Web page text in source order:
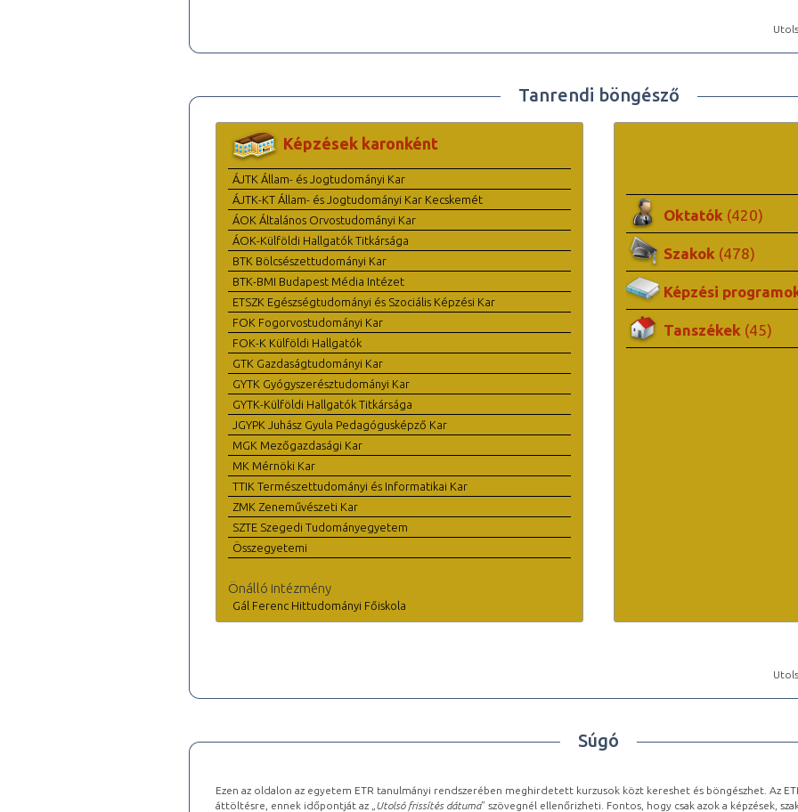
Tanrendi böngésző
Képzések karonként
ÁJTK Állam- és Jogtudományi Kar
ÁJTK-KT Állam- és Jogtudományi Kar Kecskemét
ÁOK Általános Orvostudományi Kar
ÁOK-Külföldi Hallgatók Titkársága
BTK Bölcsészettudományi Kar
BTK-BMI Budapest Média Intézet
ETSZK Egészségtudományi és Szociális Képzési Kar
FOK Fogorvostudományi Kar
FOK-K Külföldi Hallgatók
GTK Gazdaságtudományi Kar
GYTK Gyógyszerésztudományi Kar
GYTK-Külföldi Hallgatók Titkársága
JGYPK Juhász Gyula Pedagógusképző Kar
MGK Mezőgazdasági Kar
MK Mérnöki Kar
TTIK Természettudományi és Informatikai Kar
ZMK Zeneművészeti Kar
SZTE Szegedi Tudományegyetem
Összegyetemi
Önálló intézmény
Gál Ferenc Hittudományi Főiskola
Oktatók (420)
Szakok (478)
Képzési
Tanszékek (45)
Súgó
Ezen az oldalon az egyetem ETR tanulmányi rendszerében meghirdetett kurzusok közt kereshet és böngészhet. Az
áttöltésre, ennek időpontját az „ Utolsó frissítés dátuma” szövegnél ellenőrizheti. Fontos, hogy csak azok a képzések,